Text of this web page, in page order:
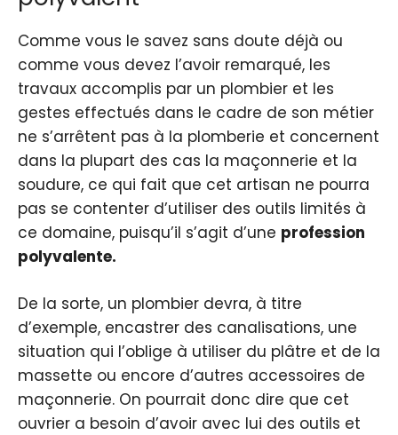
Comme vous le savez sans doute déjà ou
comme vous devez l’avoir remarqué, les
travaux accomplis par un plombier et les
gestes effectués dans le cadre de son métier
ne s’arrêtent pas à la plomberie et concernent
dans la plupart des cas la maçonnerie et la
soudure, ce qui fait que cet artisan ne pourra
pas se contenter d’utiliser des outils limités à
ce domaine, puisqu’il s’agit d’une profession
polyvalente.
De la sorte, un plombier devra, à titre
d’exemple, encastrer des canalisations, une
situation qui l’oblige à utiliser du plâtre et de la
massette ou encore d’autres accessoires de
maçonnerie. On pourrait donc dire que cet
ouvrier a besoin d’avoir avec lui des outils et